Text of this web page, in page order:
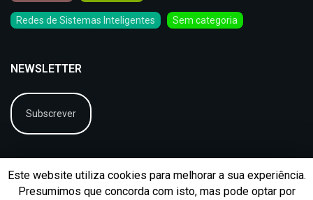
Redes de Sistemas Inteligentes Sem categoria
NEWSLETTER
Subscrever
Este website utiliza cookies para melhorar a sua experiência.
Presumimos que concorda com isto, mas pode optar por